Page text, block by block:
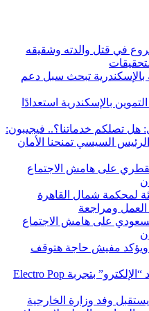
في قتل والدته وشقيقه
بالإسكندرية تبحث سبل دعم
بالإسكندرية استعدادًا
هل تصلكم خدماتنا؟.. فيجيبون:
السيسي تمنحنا الأمان
على هامش الاجتماع
لمحكمة شمال القاهرة
العمل ومراجعة
على هامش الاجتماع
ويؤكد مفيش حاجة هتوقف
أحمد سعد يطرح ألبومه الجديد “الإلكترو” بتجربة Electro Pop
وفد وزارة الخارجية